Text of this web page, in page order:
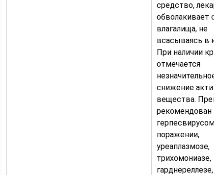
средство,
обволакивает
влагалища, не
всасываясь в
При наличии
отмечается
незначительное
снижение
вещества.
рекомендован
герпесвирусом
поражении,
уреаплазмозе,
трихомониазе,
гарднереллезе,